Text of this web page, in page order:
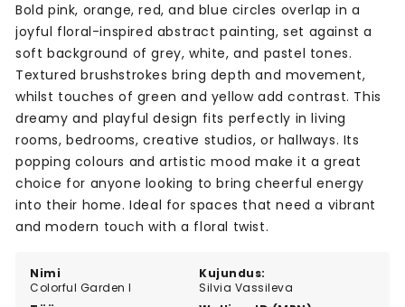
Nimi
Colorful Garden I
Kujundus:
Silvia Vassileva
Bold pink, orange, red, and blue circles overlap in a
joyful floral-inspired abstract painting, set against a
soft background of grey, white, and pastel tones.
Textured brushstrokes bring depth and movement,
whilst touches of green and yellow add contrast. This
dreamy and playful design fits perfectly in living
rooms, bedrooms, creative studios, or hallways. Its
popping colours and artistic mood make it a great
choice for anyone looking to bring cheerful energy
into their home. Ideal for spaces that need a vibrant
and modern touch with a floral twist.